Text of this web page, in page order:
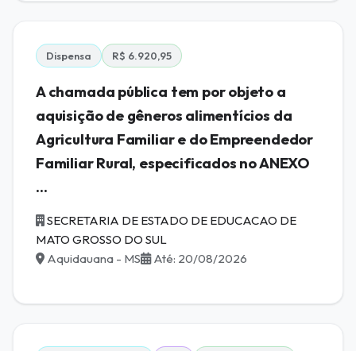
Dispensa R$ 6.920,95
A chamada pública tem por objeto a
aquisição de gêneros alimentícios da
Agricultura Familiar e do Empreendedor
Familiar Rural, especificados no ANEXO
...
SECRETARIA DE ESTADO DE EDUCACAO DE
MATO GROSSO DO SUL
Aquidauana - MS
Até: 20/08/2026